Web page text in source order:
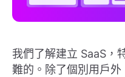
我們了解建立 SaaS，
難的。除了個別用戶外